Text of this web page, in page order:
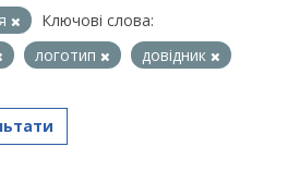
Ключові слова:
логотип
довідник